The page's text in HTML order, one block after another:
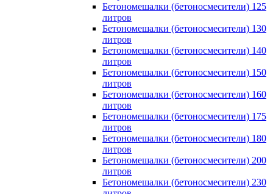
Бетономешалки (бетоносмесители) 125
литров
Бетономешалки (бетоносмесители) 130
литров
Бетономешалки (бетоносмесители) 140
литров
Бетономешалки (бетоносмесители) 150
литров
Бетономешалки (бетоносмесители) 160
литров
Бетономешалки (бетоносмесители) 175
литров
Бетономешалки (бетоносмесители) 180
литров
Бетономешалки (бетоносмесители) 200
литров
Бетономешалки (бетоносмесители) 230